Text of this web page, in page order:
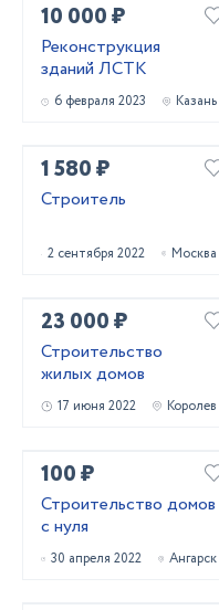
10 000 ₽
Реконструкция
зданий ЛСТК
6 февраля 2023 Казань
1 580 ₽
Строитель
2 сентября 2022 Москва
23 000 ₽
Строительство
жилых домов
17 июня 2022 Королев
100 ₽
Строительство домов
с нуля
30 апреля 2022 Ангарск